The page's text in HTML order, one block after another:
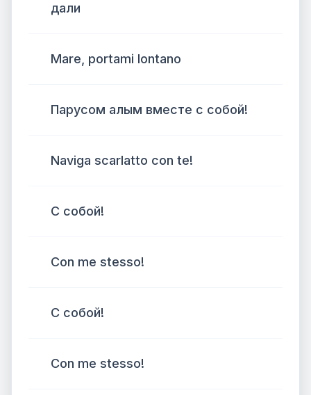
дали
Mare, portami lontano
Парусом алым вместе с собой!
Naviga scarlatto con te!
С собой!
Con me stesso!
С собой!
Con me stesso!